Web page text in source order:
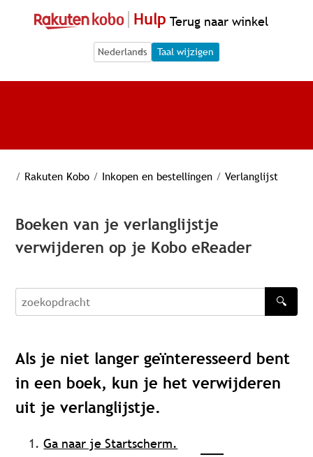
Hulp Terug naar winkel
Language Selection
Language Selection
Taal wijzigen
/ Rakuten Kobo / Inkopen en bestellingen / Verlanglijst
Boeken van je verlanglijstje
verwijderen op je Kobo eReader
zoekopdracht
🔍
Als je niet langer geïnteresseerd bent
in een boek, kun je het verwijderen
uit je verlanglijstje.
Ga naar je Startscherm.